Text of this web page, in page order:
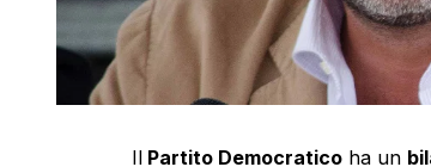
IlPartito Democraticoha un